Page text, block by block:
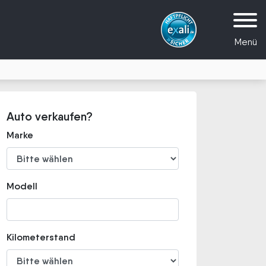
Menü
Auto verkaufen?
Marke
Modell
Kilometerstand